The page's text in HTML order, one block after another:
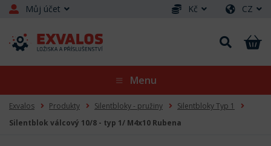
Můj účet Kč CZ
Menu
Exvalos Produkty Silentbloky - pružiny
Silentbloky Typ 1
Silentblok válcový 10/8 - typ 1/ M4x10 Rubena